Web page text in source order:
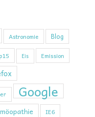
Astronomie Blog
Eis
Emission
Google
IE6